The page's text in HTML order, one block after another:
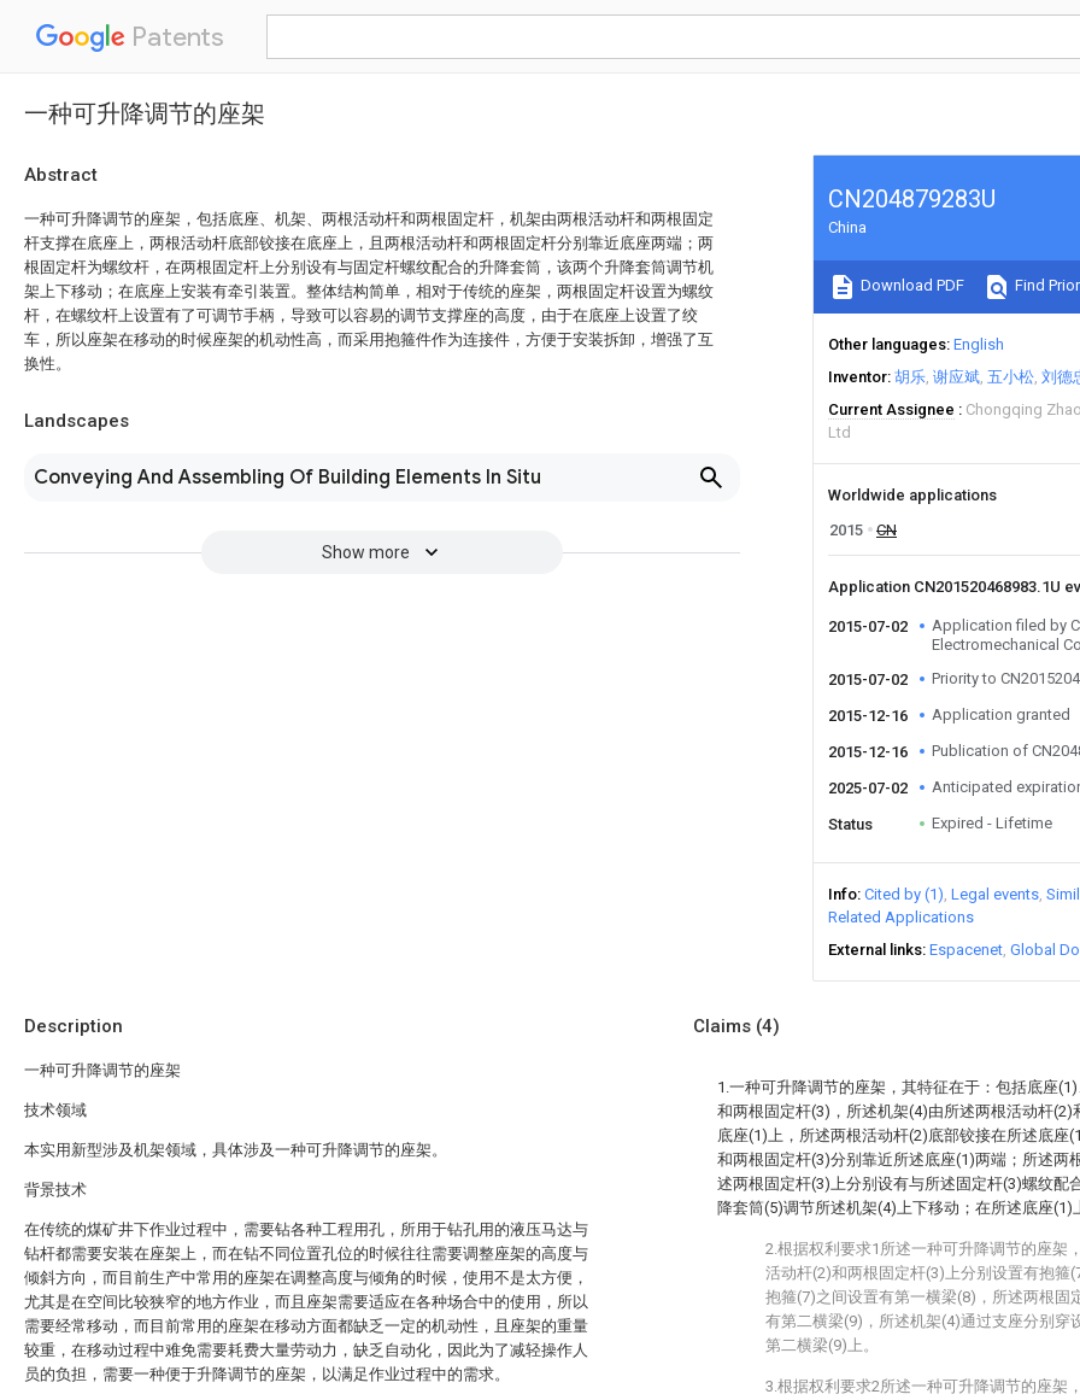
Patents
一种可升降调节的座架
Abstract
一种可升降调节的座架，包括底座、机架、两根活动杆和两根固定杆，机架由两根活动杆和两根固定
杆支撑在底座上，两根活动杆底部铰接在底座上，且两根活动杆和两根固定杆分别靠近底座两端；两
根固定杆为螺纹杆，在两根固定杆上分别设有与固定杆螺纹配合的升降套筒，该两个升降套筒调节机
架上下移动；在底座上安装有牵引装置。整体结构简单，相对于传统的座架，两根固定杆设置为螺纹
杆，在螺纹杆上设置有了可调节手柄，导致可以容易的调节支撑座的高度，由于在底座上设置了绞
车，所以座架在移动的时候座架的机动性高，而采用抱箍件作为连接件，方便于安装拆卸，增强了互
换性。
Landscapes
Conveying And Assembling Of Building Elements In Situ
Show more
CN204879283U
China
Download PDF Find
Other languages English
Inventor 胡乐 谢应斌 五小松 刘德
Current Assignee
Chongqing
Ltd
Worldwide applications
2015
CN
Application CN201520468983.1U
2015-07-02
Application filed by
Electromechanical
2015-07-02
Priority to
2015-12-16 Application granted
2015-12-16 Publication of
2025-07-02 Anticipated
Status Expired - Lifetime
Info Cited by (1) Legal events
Related Applications
External links Espacenet Global
Description
一种可升降调节的座架
技术领域
本实用新型涉及机架领域，具体涉及一种可升降调节的座架。
背景技术
在传统的煤矿井下作业过程中，需要钻各种工程用孔，所用于钻孔用的液压马达与
钻杆都需要安装在座架上，而在钻不同位置孔位的时候往往需要调整座架的高度与
倾斜方向，而目前生产中常用的座架在调整高度与倾角的时候，使用不是太方便，
尤其是在空间比较狭窄的地方作业，而且座架需要适应在各种场合中的使用，所以
需要经常移动，而目前常用的座架在移动方面都缺乏一定的机动性，且座架的重量
较重，在移动过程中难免需要耗费大量劳动力，缺乏自动化，因此为了减轻操作人
员的负担，需要一种便于升降调节的座架，以满足作业过程中的需求。
Claims (4)
1.一种可升降调节的座架，其特征在于：包括底座
和两根固定杆(3)，所述机架(4)由所述两根活动杆(2)
底座(1)上，所述两根活动杆(2)底部铰接在所述底座
和两根固定杆(3)分别靠近所述底座(1)两端；所述两
述两根固定杆(3)上分别设有与所述固定杆(3)螺纹配
降套筒(5)调节所述机架(4)上下移动；在所述底座(1)
2.根据权利要求1所述一种可升降调节的座架
活动杆(2)和两根固定杆(3)上分别设置有抱箍
抱箍(7)之间设置有第一横梁(8)，所述两根固
有第二横梁(9)，所述机架(4)通过支座分别穿
第二横梁(9)上。
3.根据权利要求2所述一种可升降调节的座架